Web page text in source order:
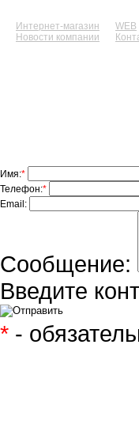
Интернет-магазин WEB
Новости компании
Имя:*
Телефон:*
Email:
Сообщение:
Введите
* -